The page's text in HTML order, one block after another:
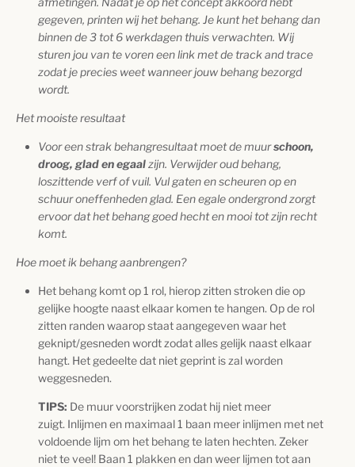
gegeven, printen wij het behang. Je kunt het behang dan
binnen de 3 tot 6 werkdagen thuis verwachten. Wij
sturen jou van te voren een link met de track and trace
zodat je precies weet wanneer jouw behang bezorgd
wordt.
Het mooiste resultaat
Voor een strak behangresultaat moet de muurschoon,
droog, glad en egaalzijn. Verwijder oud behang,
loszittende verf of vuil. Vul gaten en scheuren op en
schuur oneffenheden glad. Een egale ondergrond zorgt
ervoor dat het behang goed hecht en mooi tot zijn recht
komt.
Hoe moet ik behang aanbrengen?
Het behang komt op 1 rol, hierop zitten stroken die op
gelijke hoogte naast elkaar komen te hangen. Op de rol
zitten randen waarop staat aangegeven waar het
geknipt/gesneden wordt zodat alles gelijk naast elkaar
hangt. Het gedeelte dat niet geprint is zal worden
weggesneden.
TIPS: De muur voorstrijken zodat hij niet meer
zuigt. Inlijmen en maximaal 1 baan meer inlijmen met net
voldoende lijm om het behang te laten hechten. Zeker
niet te veel! Baan 1 plakken en dan weer lijmen tot aan